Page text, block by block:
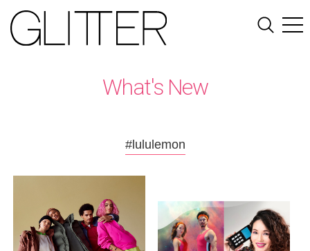
What's New
#lululemon